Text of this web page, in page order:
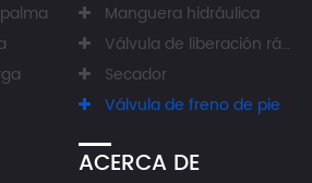
Manguera hidráulica
Válvula de liberación rápida
Secador
Válvula de freno de pie
ACERCA DE